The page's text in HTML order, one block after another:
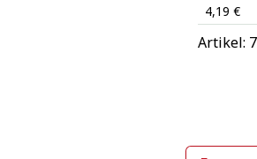
4,19 €
Artikel: